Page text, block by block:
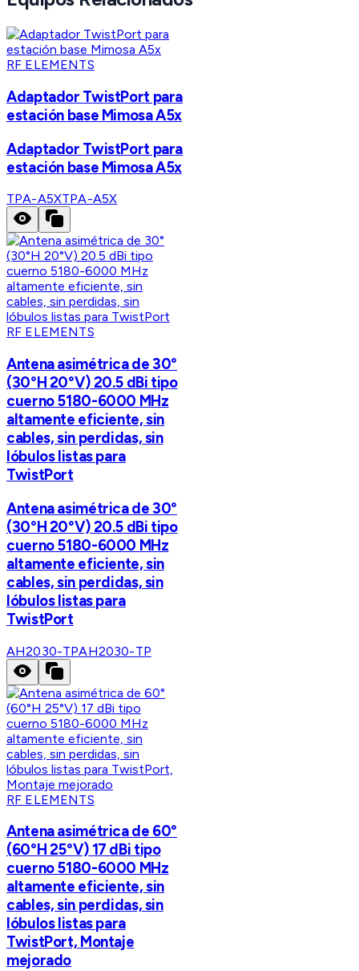
RF ELEMENTS
Adaptador TwistPort para
estación base Mimosa A5x
Adaptador TwistPort para
estación base Mimosa A5x
TPA-A5XTPA-A5X
RF ELEMENTS
Antena asimétrica de 30°
(30°H 20°V) 20.5 dBi tipo
cuerno 5180-6000 MHz
altamente eficiente, sin
cables, sin perdidas, sin
lóbulos listas para
TwistPort
Antena asimétrica de 30°
(30°H 20°V) 20.5 dBi tipo
cuerno 5180-6000 MHz
altamente eficiente, sin
cables, sin perdidas, sin
lóbulos listas para
TwistPort
AH2030-TPAH2030-TP
RF ELEMENTS
Antena asimétrica de 60°
(60°H 25°V) 17 dBi tipo
cuerno 5180-6000 MHz
altamente eficiente, sin
cables, sin perdidas, sin
lóbulos listas para
TwistPort, Montaje
mejorado